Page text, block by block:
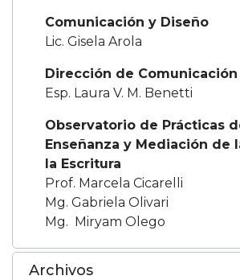
Comunicación y Diseño
Lic. Gisela Arola
Dirección de
Esp. Laura V. M. Benetti
Observatorio de Prácticas
Enseñanza y Mediación de
la Escritura
Prof. Marcela Cicarelli
Mg. Gabriela Olivari
Mg. Miryam Olego
Archivos